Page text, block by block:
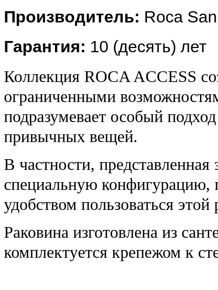
Производитель: Roca
Гарантия: 10 (десять) лет
Коллекция ROCA ACCESS
ограниченными
подразумевает особый
привычных вещей.
В частности, представленная
специальную
удобством пользоваться
Раковина изготовлена из
комплектуется крепежом к